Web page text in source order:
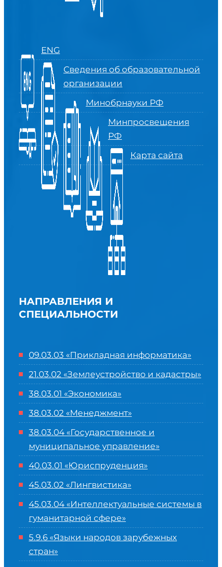
ENG
Сведения об образовательной
организации
Минобрнауки РФ
Минпросвещения
РФ
Карта сайта
НАПРАВЛЕНИЯ И
СПЕЦИАЛЬНОСТИ
09.03.03 «Прикладная информатика»
21.03.02 «Землеустройство и кадастры»
38.03.01 «Экономика»
38.03.02 «Менеджмент»
38.03.04 «Государственное и
муниципальное управление»
40.03.01 «Юриспруденция»
45.03.02 «Лингвистика»
45.03.04 «Интеллектуальные системы в
гуманитарной сфере»
5.9.6 «Языки народов зарубежных
стран»